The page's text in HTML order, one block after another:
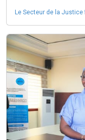
Le Secteur de la Justice